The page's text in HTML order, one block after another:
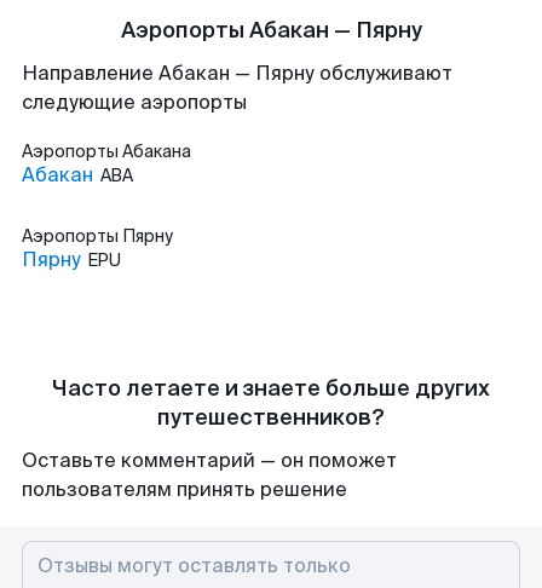
Аэропорты Абакан — Пярну
Направление Абакан — Пярну обслуживают
следующие аэропорты
Аэропорты Абакана
Абакан ABA
Аэропорты Пярну
Пярну EPU
Часто летаете и знаете больше других
путешественников?
Оставьте комментарий — он поможет
пользователям принять решение